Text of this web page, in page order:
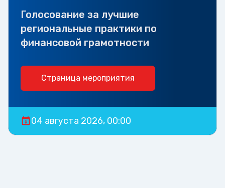
Голосование за лучшие
региональные практики по
финансовой грамотности
Страница мероприятия
04 августа 2026, 00:00